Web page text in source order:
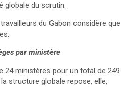
globale du scrutin.
du Gabon considère que
par ministère
24 ministères pour un total de 249
structure globale repose, elle,